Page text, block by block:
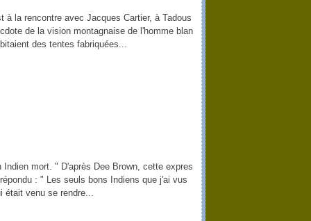
la rencontre avec Jacques Cartier, à Tadous
de la vision montagnaise de l'homme blan
des tentes fabriquées...
mort. " D'après Dee Brown, cette expres
: " Les seuls bons Indiens que j'ai vus
était venu se rendre...